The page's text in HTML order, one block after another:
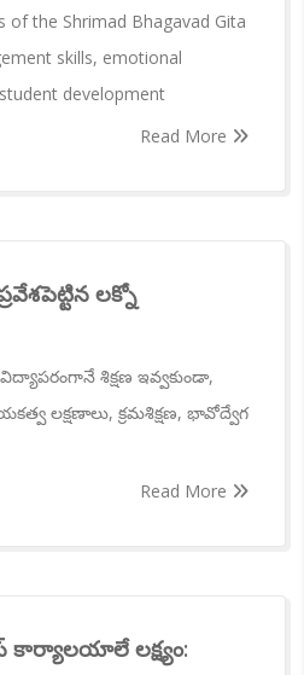
of the Shrimad Bhagavad Gita
skills, emotional
development
Read More
లక్నో
శిక్షణ ఇవ్వకుండా,
లక్షణాలు, క్రమశిక్షణ, భావోద్వేగ
Read More
కార్యాలయాలే లక్ష్యం: